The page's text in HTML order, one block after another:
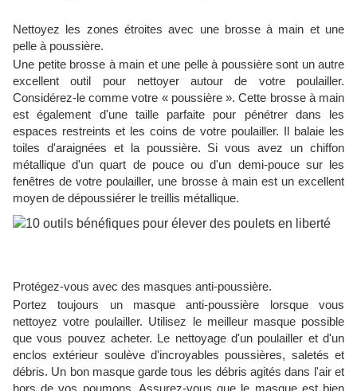
Nettoyez les zones étroites avec une brosse à main et une
pelle à poussière.
Une petite brosse à main et une pelle à poussière sont un autre
excellent outil pour nettoyer autour de votre poulailler.
Considérez-le comme votre « poussière ». Cette brosse à main
est également d'une taille parfaite pour pénétrer dans les
espaces restreints et les coins de votre poulailler. Il balaie les
toiles d'araignées et la poussière. Si vous avez un chiffon
métallique d'un quart de pouce ou d'un demi-pouce sur les
fenêtres de votre poulailler, une brosse à main est un excellent
moyen de dépoussiérer le treillis métallique.
Protégez-vous avec des masques anti-poussière.
Portez toujours un masque anti-poussière lorsque vous
nettoyez votre poulailler. Utilisez le meilleur masque possible
que vous pouvez acheter. Le nettoyage d'un poulailler et d'un
enclos extérieur soulève d'incroyables poussières, saletés et
débris. Un bon masque garde tous les débris agités dans l'air et
hors de vos poumons. Assurez-vous que le masque est bien